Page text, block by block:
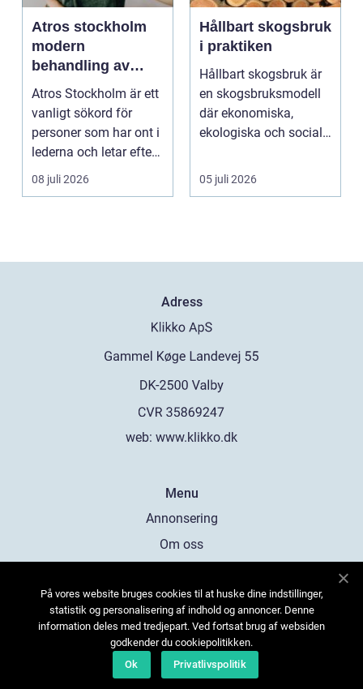
Atros stockholm
modern
behandling av
ledbesvär i
huvudstaden
Atros Stockholm är ett
vanligt sökord för
personer som har ont i
lederna och letar efter
hjälp i huv...
08 juli 2026
Hållbart skogsbruk
i praktiken
Hållbart skogsbruk är
en skogsbruksmodell
där ekonomiska,
ekologiska och sociala
...
05 juli 2026
Adress
web: www.klikko.dk
Menu
Annonsering
Om oss
Kontakta oss
Sitemap
På vores website bruges cookies til at huske dine indstillinger,
statistik og personalisering af indhold og annoncer. Denne
information deles med tredjepart. Ved fortsat brug af websiden
godkender du cookiepolitikken.
Ok
Privatlivspolitik